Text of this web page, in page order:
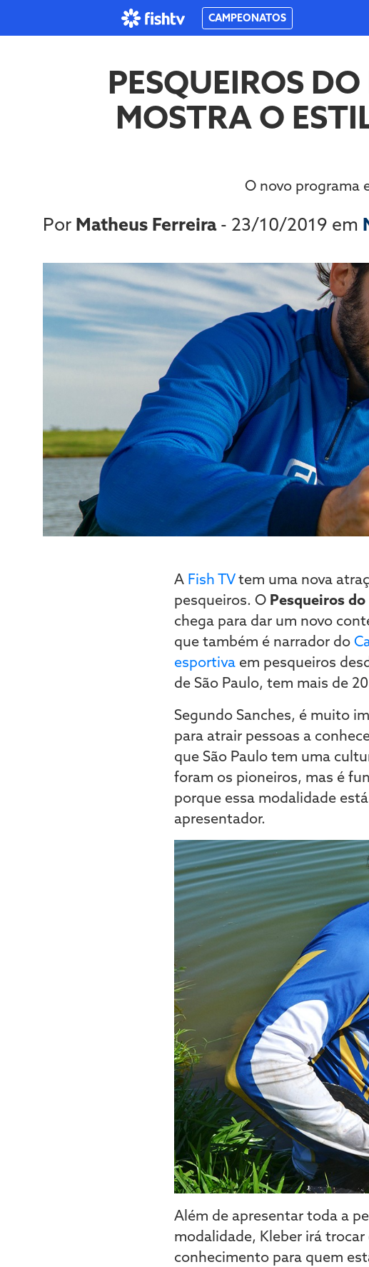
CAMPEONATOS
PESQUEIROS
MOSTRA O
O novo programa
Por Matheus Ferreira- 23/10/2019 em
A Fish TVtem uma nova
pesqueiros. O Pesqueiros
chega para dar um novo
que também é narrador do
esportivaem pesqueiros
de São Paulo, tem mais de
Segundo Sanches, é muito
para atrair pessoas a
que São Paulo tem uma
foram os pioneiros, mas é
porque essa modalidade
apresentador.
Além de apresentar toda a
modalidade, Kleber irá
conhecimento para quem